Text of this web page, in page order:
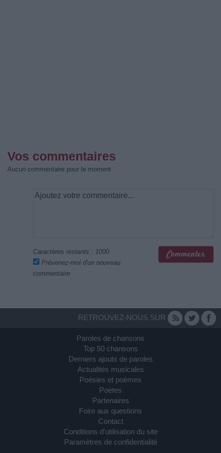
Vos commentaires
Aucun commentaire pour le moment
Caractères restants : 1000
Prévenez-moi d'un nouveau
commentaire
RETROUVEZ-NOUS SUR
Paroles de chansons
Top 50 chansons
Derniers ajouts de paroles
Actualités musicales
Poésies et poèmes
Poètes
Partenaires
Foire aux questions
Contact
Conditions d'utilisation du site
Paramètres de confidentialité